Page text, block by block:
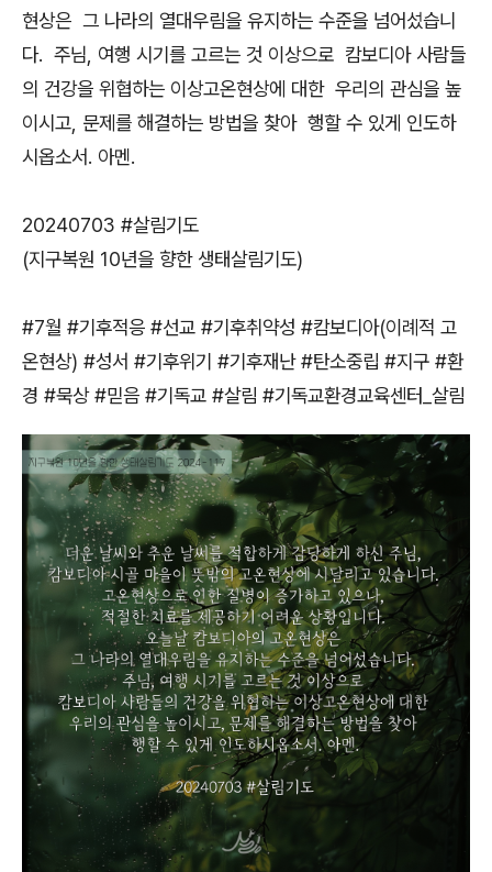
현상은 그 나라의 열대우림을 유지하는 수준을 넘어섰습니
다. 주님, 여행 시기를 고르는 것 이상으로 캄보디아 사람들
의 건강을 위협하는 이상고온현상에 대한 우리의 관심을 높
이시고, 문제를 해결하는 방법을 찾아 행할 수 있게 인도하
시옵소서. 아멘.
​20240703 #살림기도
(지구복원 10년을 향한 생태살림기도)
#7월 #기후적응 #선교 #기후취약성 #캄보디아(이례적 고
온현상) #성서 #기후위기 #기후재난 #탄소중립 #지구 #환
경 #묵상 #믿음 #기독교 #살림 #기독교환경교육센터_살림